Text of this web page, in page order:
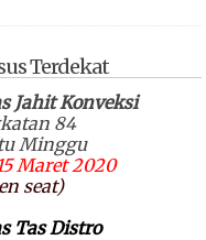
Terdekat
Jahit Konveksi
84
Minggu
Maret 2020
seat)
Tas Distro